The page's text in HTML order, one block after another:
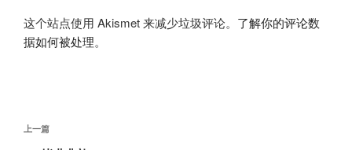
这个站点使用 Akismet 来减少垃圾评论。 了解你的评论数
据如何被处理。
文
上上一篇